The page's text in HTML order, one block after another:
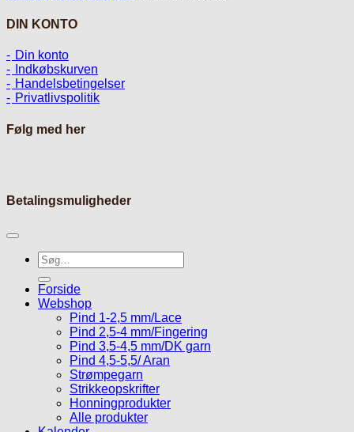
DIN KONTO
Din konto
Indkøbskurven
Handelsbetingelser
Privatlivspolitik
Følg med her
Betalingsmuligheder
Søg
efter:
Forside
Webshop
Pind 1-2,5 mm/Lace
Pind 2,5-4 mm/Fingering
Pind 3,5-4,5 mm/DK garn
Pind 4,5-5,5/ Aran
Strømpegarn
Strikkeopskrifter
Honningprodukter
Alle produkter